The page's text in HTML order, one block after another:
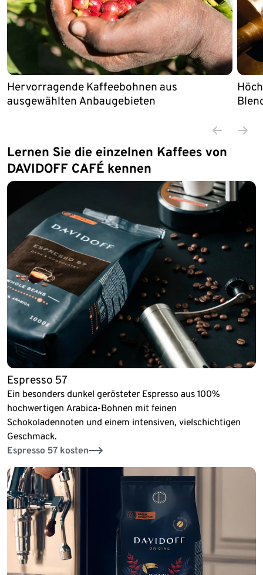
Hervorragende Kaffeebohnen aus
ausgewählten Anbaugebieten
Lernen Sie die einzelnen Kaffees von
DAVIDOFF CAFÉ kennen
Espresso 57
Ein besonders dunkel gerösteter Espresso aus 100%
hochwertigen Arabica-Bohnen mit feinen
Schokoladennoten und einem intensiven, vielschichtigen
Geschmack.
Espresso 57 kosten